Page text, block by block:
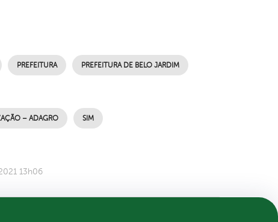
PREFEITURA PREFEITURA DE BELO JARDIM
– ADAGRO SIM
13h06